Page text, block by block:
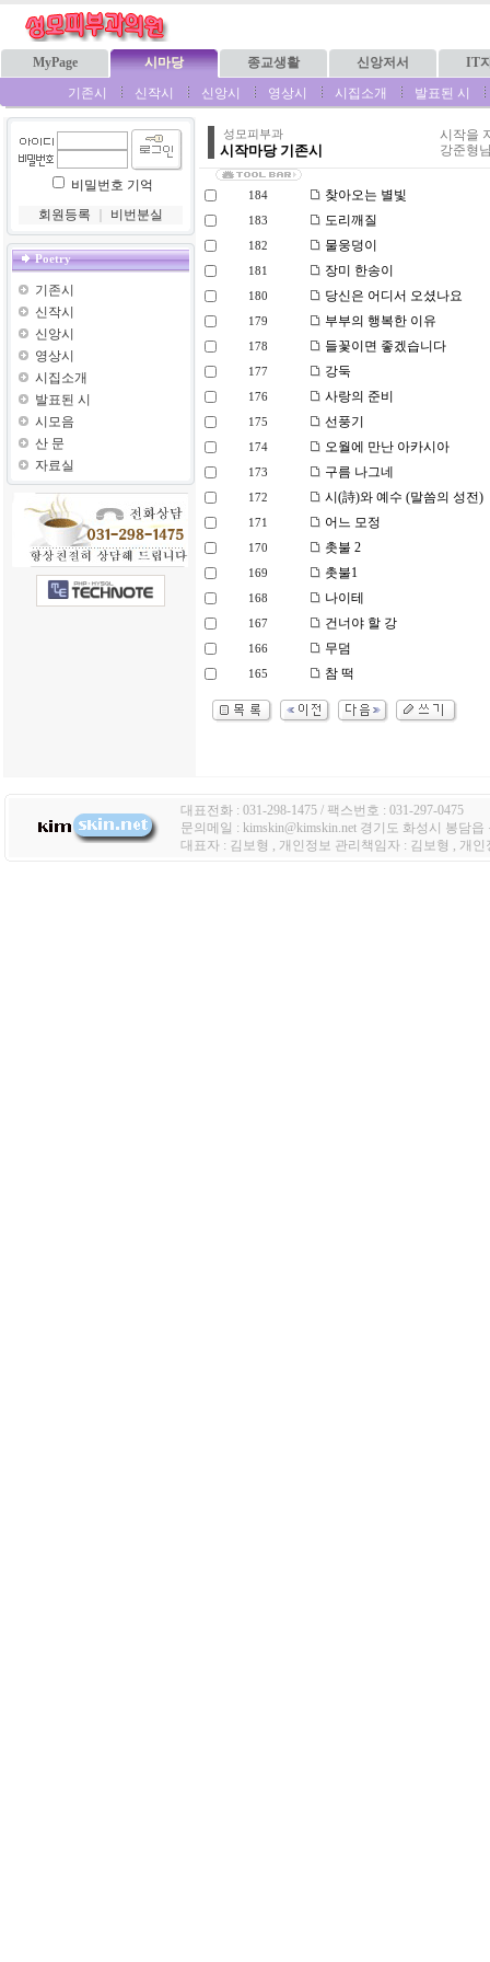
MyPage 시마당 종교생활 신앙저서
IT
기존시
신작시 신앙시 영상시 시집소개 발표된 시
비밀번호 기억
회원등록
비번분실
Poetry
기존시
신작시
신앙시
영상시
시집소개
발표된 시
시모음
산 문
자료실
성모피부과
시작마당 기존시
시작을
강준형
184 찾아오는 별빛
183 도리깨질
182 물웅덩이
181 장미 한송이
180 당신은 어디서 오셨나요
179 부부의 행복한 이유
178 들꽃이면 좋겠습니다
177 강둑
176 사랑의 준비
175 선풍기
174 오월에 만난 아카시아
173 구름 나그네
172 시(詩)와 예수 (말씀의 성전)
171 어느 모정
170 촛불 2
169 촛불1
168 나이테
167 건너야 할 강
166 무덤
165 참 떡
대표전화 : 031-298-1475 / 팩스번호 : 031-297-0475
문의메일 : kimskin@kimskin.net 경기도 화성시 봉담
대표자 : 김보형 , 개인정보 관리책임자 : 김보형 , 개